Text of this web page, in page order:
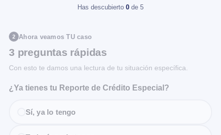
Has descubierto 0 de 5
2 Ahora veamos TU caso
3 preguntas rápidas
Con esto te damos una lectura de tu situación específica.
¿Ya tienes tu Reporte de Crédito Especial?
Sí, ya lo tengo